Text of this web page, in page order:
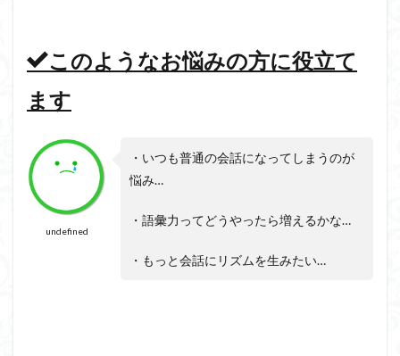
このようなお悩みの方に役立て
ます
undefined
・いつも普通の会話になってしまうのが
悩み…
・語彙力ってどうやったら増えるかな…
・もっと会話にリズムを生みたい…